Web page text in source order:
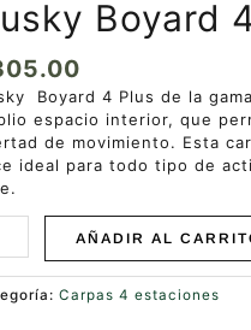
Boyard
Boyard 4 Plus de la
espacio interior, que
de movimiento. Esta
ideal para todo tipo de
AÑADIR AL
Carpas 4 estaciones